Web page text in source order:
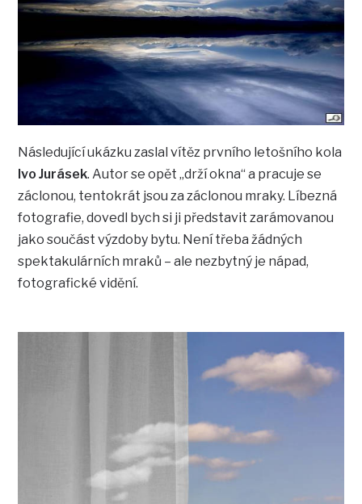
Následující ukázku zaslal vítěz prvního letošního kola
Ivo Jurásek. Autor se opět „drží okna“ a pracuje se
záclonou, tentokrát jsou za záclonou mraky. Líbezná
fotografie, dovedl bych si ji představit zarámovanou
jako součást výzdoby bytu. Není třeba žádných
spektakulárních mraků – ale nezbytný je nápad,
fotografické vidění.